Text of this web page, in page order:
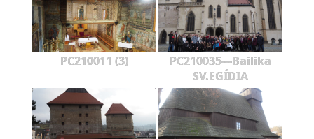
PC210011 (3)
PC210035---Bailika
SV.EGÍDIA